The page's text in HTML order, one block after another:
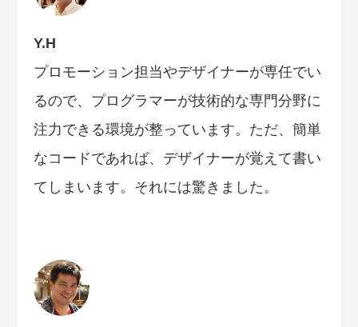
Y.H
プロモーション担当やデザイナーが専任でい
るので、プログラマーが技術的な専門分野に
注力できる環境が整っています。ただ、簡単
なコードであれば、デザイナーが覚えて書い
てしまいます。それには驚きました。